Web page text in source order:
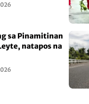
sa Pinamitinan
natapos na